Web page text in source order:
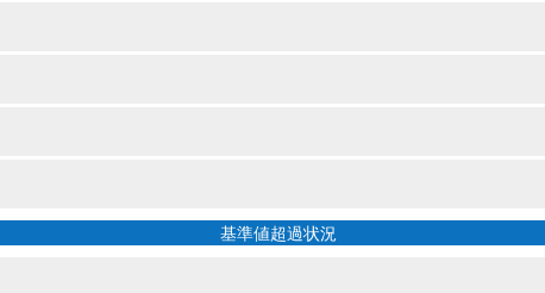
基準値超過状況